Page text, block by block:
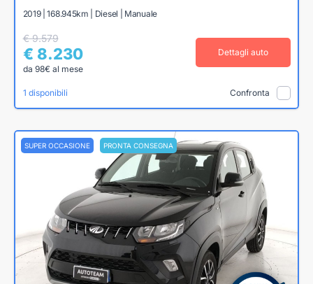
2019 | 168.945km | Diesel | Manuale
€ 9.579
€ 8.230
da 98€ al mese
Dettagli auto
1 disponibili Confronta
SUPER OCCASIONE PRONTA CONSEGNA